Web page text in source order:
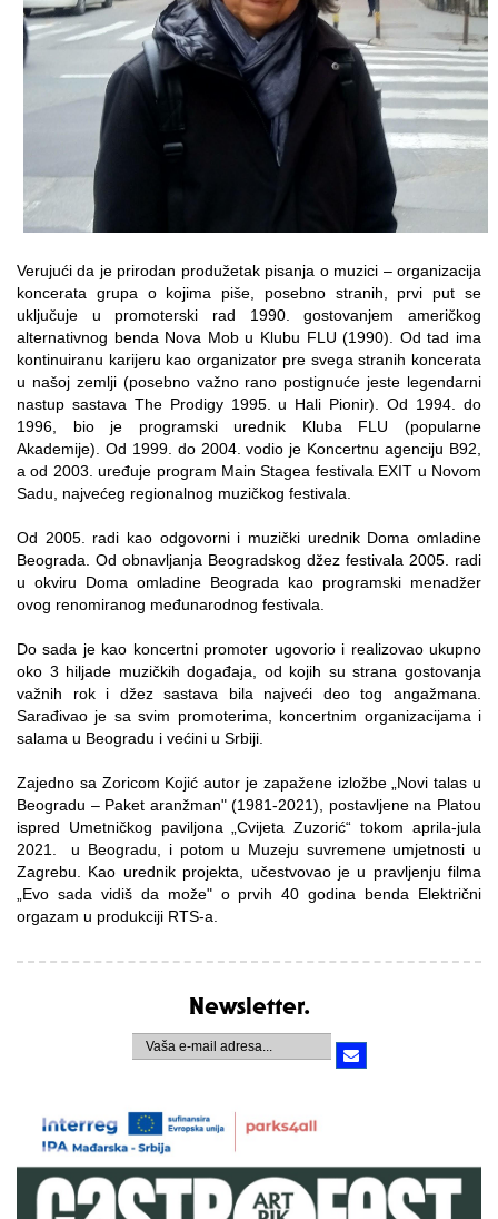
Verujući da je prirodan produžetak pisanja o muzici – organizacija
koncerata grupa o kojima piše, posebno stranih, prvi put se
uključuje u promoterski rad 1990. gostovanjem američkog
alternativnog benda Nova Mob u Klubu FLU (1990). Od tad ima
kontinuiranu karijeru kao organizator pre svega stranih koncerata
u našoj zemlji (posebno važno rano postignuće jeste legendarni
nastup sastava The Prodigy 1995. u Hali Pionir). Od 1994. do
1996, bio je programski urednik Kluba FLU (popularne
Akademije). Od 1999. do 2004. vodio je Koncertnu agenciju B92,
a od 2003. uređuje program Main Stagea festivala EXIT u Novom
Sadu, najvećeg regionalnog muzičkog festivala.
Od 2005. radi kao odgovorni i muzički urednik Doma omladine
Beograda. Od obnavljanja Beogradskog džez festivala 2005. radi
u okviru Doma omladine Beograda kao programski menadžer
ovog renomiranog međunarodnog festivala.
Do sada je kao koncertni promoter ugovorio i realizovao ukupno
oko 3 hiljade muzičkih događaja, od kojih su strana gostovanja
važnih rok i džez sastava bila najveći deo tog angažmana.
Sarađivao je sa svim promoterima, koncertnim organizacijama i
salama u Beogradu i većini u Srbiji.
Zajedno sa Zoricom Kojić autor je zapažene izložbe „Novi talas u
Beogradu – Paket aranžman" (1981-2021), postavljene na Platou
ispred Umetničkog paviljona „Cvijeta Zuzorić“ tokom aprila-jula
2021. u Beogradu, i potom u Muzeju suvremene umjetnosti u
Zagrebu. Kao urednik projekta, učestvovao je u pravljenju filma
„Evo sada vidiš da može" o prvih 40 godina benda Električni
orgazam u produkciji RTS-a.
Newsletter.